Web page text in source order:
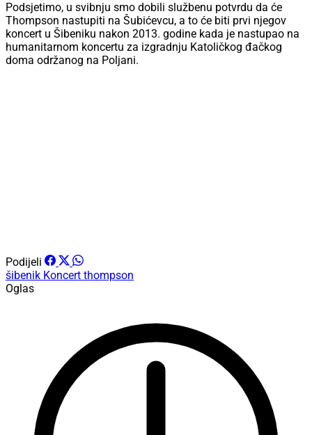
Podsjetimo, u svibnju smo dobili službenu potvrdu da će
Thompson nastupiti na Šubićevcu, a to će biti prvi njegov
koncert u Šibeniku nakon 2013. godine kada je nastupao na
humanitarnom koncertu za izgradnju Katoličkog đačkog
doma održanog na Poljani.
Podijeli
šibenik Koncert thompson
Oglas